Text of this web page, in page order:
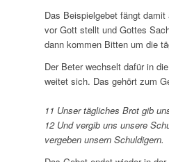
Das Beispielgebet fängt
vor Gott stellt und Gottes
dann kommen Bitten um die
Der Beter wechselt dafür in
weitet sich. Das gehört zum
11 Unser tägliches Brot gib
12 Und vergib uns unsere
vergeben unsern Schuldigern.